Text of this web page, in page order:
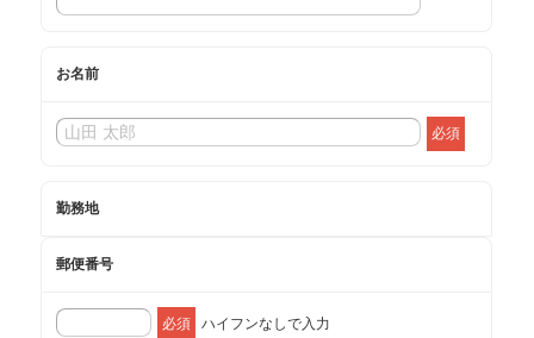
お名前
必須
勤務地
郵便番号
必須 ハイフンなしで入力